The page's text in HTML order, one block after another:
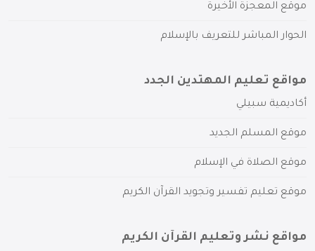
موقع المعجزة الأخيرة
الحوار المباشر للتعريف بالإسلام
مواقع تعليم المهتدين الجدد
أكاديمية سبيلي
موقع المسلم الجديد
موقع الصلاة في الإسلام
موقع تعليم تفسير وتجويد القرآن الكريم
مواقع نشر وتعليم القرآن الكريم